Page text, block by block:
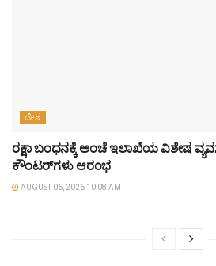
ದೇಶ
ರಕ್ಷಾ ಬಂಧನಕ್ಕೆ ಅಂಚೆ ಇಲಾಖೆಯ ವಿಶೇಷ
ಕೌಂಟರ್‌ಗಳು ಆರಂಭ
AUGUST 06, 2026 10:08 AM